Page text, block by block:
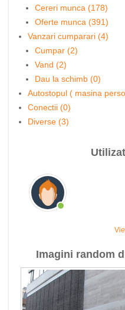
Cereri munca (178)
Oferte munca (391)
Vanzari cumparari (4)
Cumpar (2)
Vand (2)
Dau la schimb (0)
Autostopul ( masina
Conectii (0)
Diverse (3)
Imagini random